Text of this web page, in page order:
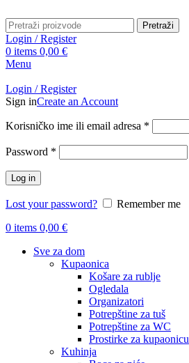
Pretraži
Login / Register
0 items 0,00 €
Menu
Login / Register
Sign inCreate an Account
Korisničko ime ili email adresa *
Password *
Log in
Lost your password?
Remember me
0 items 0,00 €
Sve za dom
Kupaonica
Košare za rublje
Ogledala
Organizatori
Potrepštine za tuš
Potrepštine za WC
Prostirke za kupaonicu
Kuhinja